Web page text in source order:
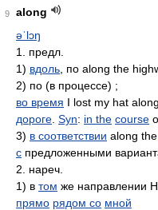
9
along
əˈlɔŋ
1. предл.
1) вдоль , по along the
2) по (в процессе) ;
во время I lost my hat
дороге Syn: in the course
3) в соответствии along the
с предложенными
2. нареч.
1) в том же направлении
прямо рядом со мной